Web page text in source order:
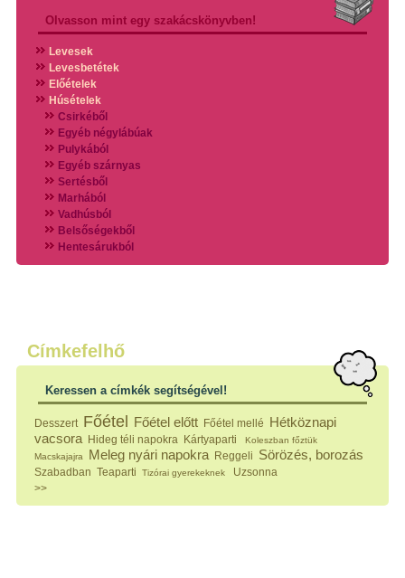
Olvasson mint egy szakácskönyvben!
Levesek
Levesbetétek
Előételek
Húsételek
Csirkéből
Egyéb négylábúak
Pulykából
Egyéb szárnyas
Sertésből
Marhából
Vadhúsból
Belsőségekből
Hentesárukból
Vadszárnyasokból
Köretek
Klasszikus főzelékek
Zöldséges ételek
Hidegkonyhai készítmények
Főtt tészták
Zsiradékban sült tészták
Sütőben sült tészták
Mártások
Címkefelhő
Keressen a címkék segítségével!
Desszert Főétel Főétel előtt Főétel mellé Hétköznapi
vacsora Hideg téli napokra Kártyaparti
Koleszban főztük
Macskajajra
Meleg nyári napokra Reggeli Sörözés, borozás
Szabadban Teaparti Tizórai gyerekeknek
Uzsonna
>>